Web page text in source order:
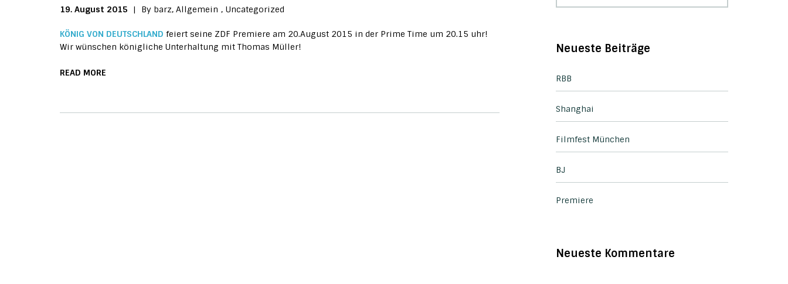
19. August 2015 | By barz, Allgemein , Uncategorized
KÖNIG VON DEUTSCHLAND feiert seine ZDF Premiere am 20.August 2015 in der Prime Time um 20.15 uhr!
Wir wünschen königliche Unterhaltung mit Thomas Müller!
READ MORE
Neueste Beiträge
RBB
Shanghai
Filmfest München
BJ
Premiere
Neueste Kommentare